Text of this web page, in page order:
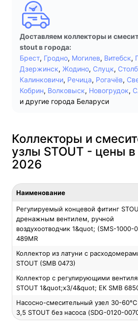
Доставляем коллекторы и
stout в города:
Брест, Гродно, Могилев, Витебск,
Дзержинск, Жодино, Слуцк,
Калинковичи, Речица, Рогачёв,
Кобрин, Волковыск, Новогрудок,
и другие города Беларуси
Коллекторы и
узлы STOUT - цены
2026
Наименование
Регулируемый концевой фитинг
дренажным вентилем, ручной
воздухоотводчик 1&quot; (SMS-1000-
489MR
Коллектор из латуни с
STOUT (SMB 0473)
Коллектор с регулирующими
STOUT 1&quot;х3/4&quot; ЕК SMB
Насосно-смесительный узел 30-60°C
3,5 STOUT без насоса (SDG-0120-